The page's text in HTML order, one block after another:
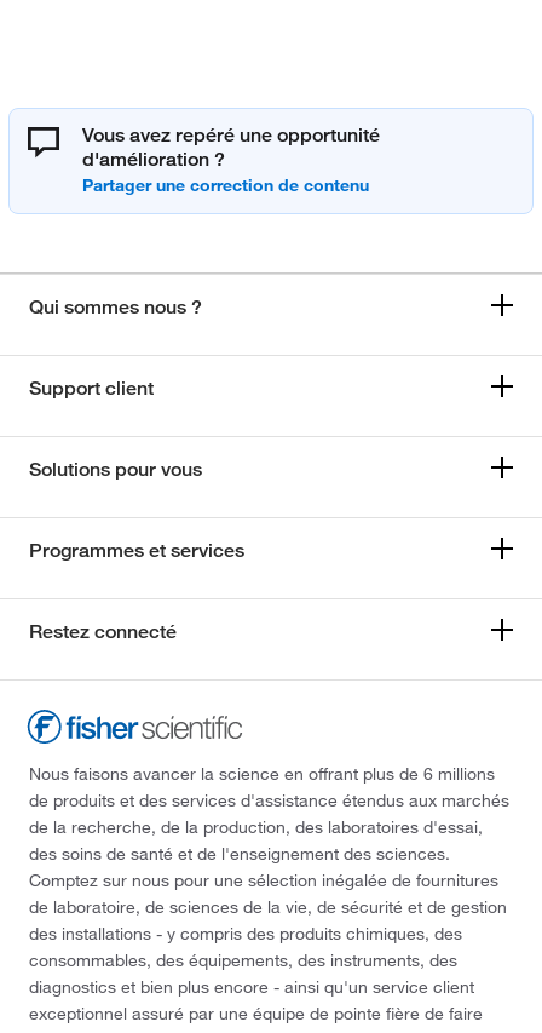
Vous avez repéré une opportunité
d'amélioration ?
Qui sommes nous ?
Support client
Solutions pour vous
Programmes et services
Restez connecté
Nous faisons avancer la science en offrant plus de 6 millions
de produits et des services d'assistance étendus aux marchés
de la recherche, de la production, des laboratoires d'essai,
des soins de santé et de l'enseignement des sciences.
Comptez sur nous pour une sélection inégalée de fournitures
de laboratoire, de sciences de la vie, de sécurité et de gestion
des installations - y compris des produits chimiques, des
consommables, des équipements, des instruments, des
diagnostics et bien plus encore - ainsi qu'un service client
exceptionnel assuré par une équipe de pointe fière de faire